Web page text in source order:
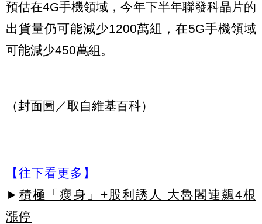
預估在4G手機領域，今年下半年聯發科晶片的
出貨量仍可能減少1200萬組，在5G手機領域
可能減少450萬組。
（封面圖／取自維基百科）
【往下看更多】
► 積極「瘦身」+股利誘人 大魯閣連飆4根
漲停